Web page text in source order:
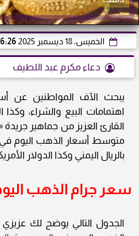
الخميس، 18 ديسمبر 2025 06:26
دعاء مكرم عبد اللطيف
يبحث الآف المواطنين عن
اهتمامات البيع والشراء، وكذا
متوسط أسعار الذهب اليوم في
بالريال اليمني وكذا الدولار
سعر جرام الذهب
الجدول التالي يوضح لك عزيزي